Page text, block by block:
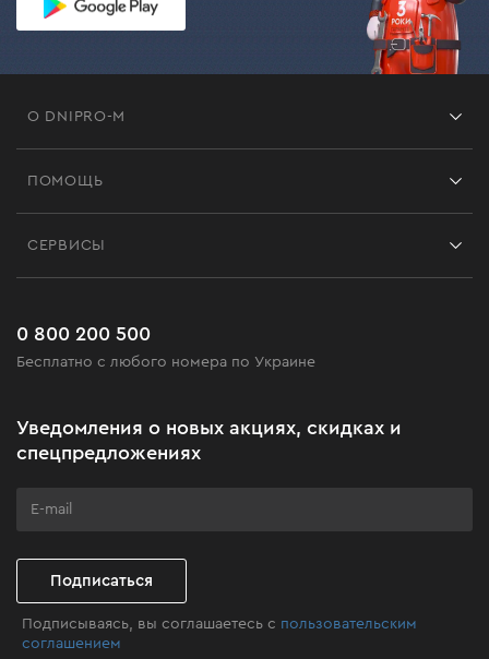
О DNIPRO-M
Черная пятница
Клуб мастерства
ПОМОЩЬ
Часто задаваемые вопросы
СЕРВИСЫ
0 800 200 500
Бесплатно с любого номера по Украине
Уведомления о новых акциях, скидках и
спецпредложениях
Подписаться
Подписываясь, вы соглашаетесь с пользовательским
соглашением